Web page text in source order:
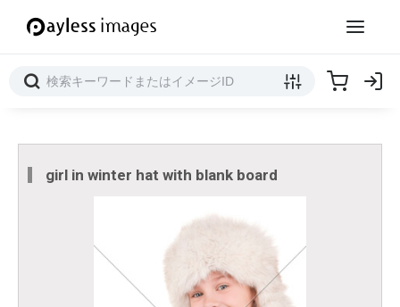
girl in winter hat with blank board